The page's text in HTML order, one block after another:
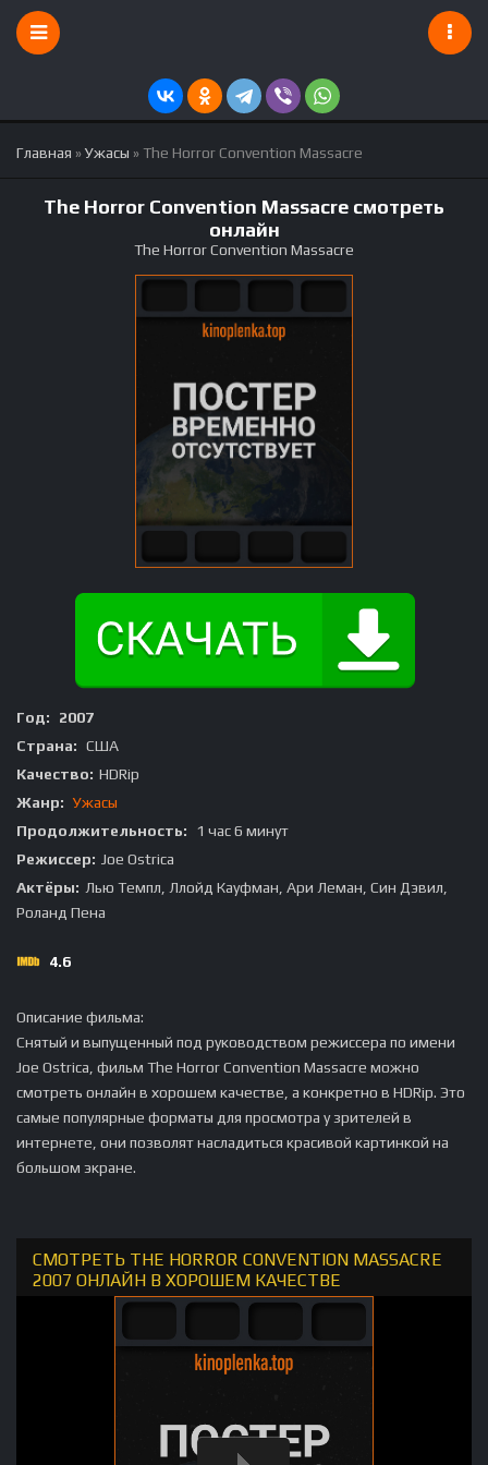
Главная »Ужасы » The Horror Convention Massacre
The Horror Convention Massacre смотреть
онлайн
The Horror Convention Massacre
Год:
2007
Страна: США
Качество: HDRip
Жанр: Ужасы
Продолжительность:
1 час 6 минут
Режиссер: Joe Ostrica
Актёры: Лью Темпл, Ллойд Кауфман, Ари Леман, Син Дэвил,
Роланд Пена
4.6
Описание фильма:
Снятый и выпущенный под руководством режиссера по имени
Joe Ostrica, фильм The Horror Convention Massacre можно
смотреть онлайн в хорошем качестве, а конкретно в HDRip. Это
самые популярные форматы для просмотра у зрителей в
интернете, они позволят насладиться красивой картинкой на
большом экране.
СМОТРЕТЬ THE HORROR CONVENTION MASSACRE
2007 ОНЛАЙН В ХОРОШЕМ КАЧЕСТВЕ